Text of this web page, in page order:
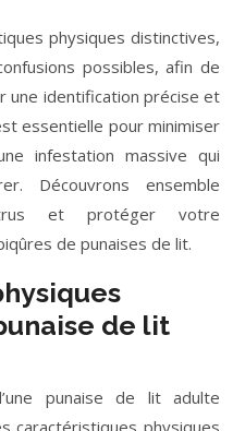
physiques distinctives,
possibles, afin de
une identification précise et
essentielle pour minimiser
infestation massive qui
Découvrons ensemble
et protéger votre
de punaises de lit.
de lit
punaise de lit adulte
caractéristiques physiques